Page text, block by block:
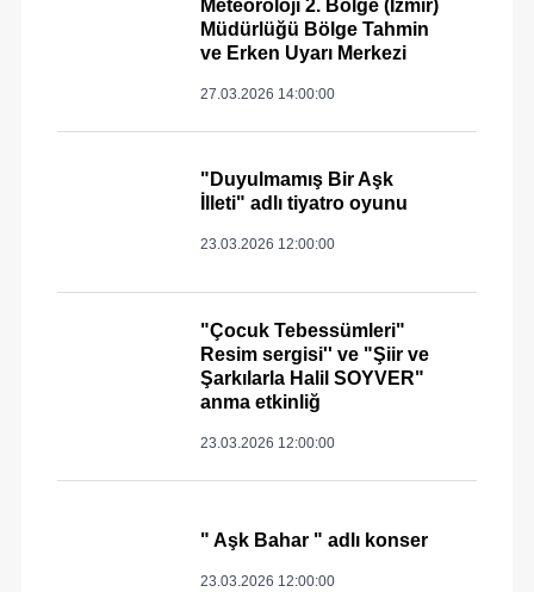
Meteoroloji 2. Bölge (İzmir)
Müdürlüğü Bölge Tahmin
ve Erken Uyarı Merkezi
27.03.2026 14:00:00
"Duyulmamış Bir Aşk
İlleti" adlı tiyatro oyunu
23.03.2026 12:00:00
"Çocuk Tebessümleri"
Resim sergisi'' ve "Şiir ve
Şarkılarla Halil SOYVER"
anma etkinliğ
23.03.2026 12:00:00
" Aşk Bahar " adlı konser
23.03.2026 12:00:00